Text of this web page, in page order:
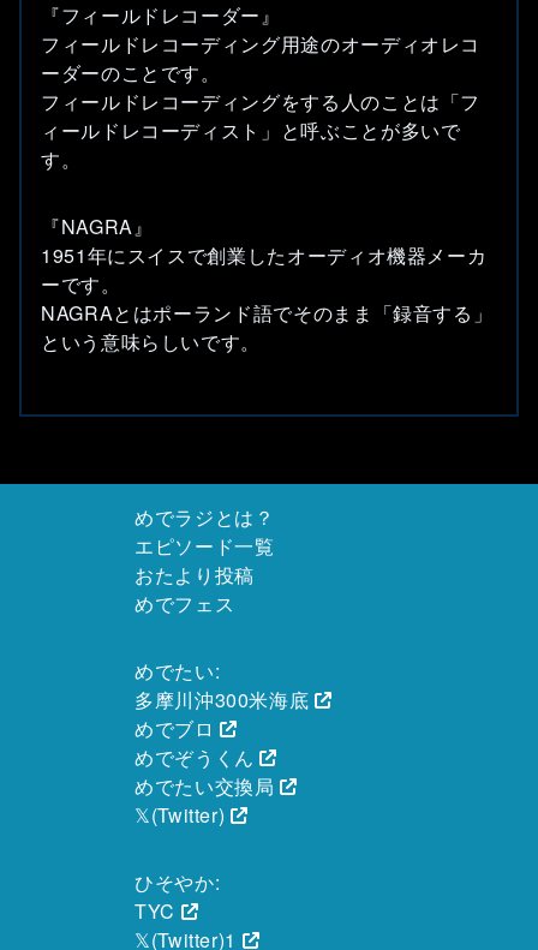
『フィールドレコーダー』
フィールドレコーディング用途のオーディオレコ
ーダーのことです。
フィールドレコーディングをする人のことは「フ
ィールドレコーディスト」と呼ぶことが多いで
す。
『NAGRA』
1951年にスイスで創業したオーディオ機器メーカ
ーです。
NAGRAとはポーランド語でそのまま「録音する」
という意味らしいです。
めでラジとは？
エピソード一覧
おたより投稿
めでフェス
めでたい:
多摩川沖300米海底
めでブロ
めでぞうくん
めでたい交換局
𝕏(Twitter)
ひそやか:
TYC
𝕏(Twitter)1